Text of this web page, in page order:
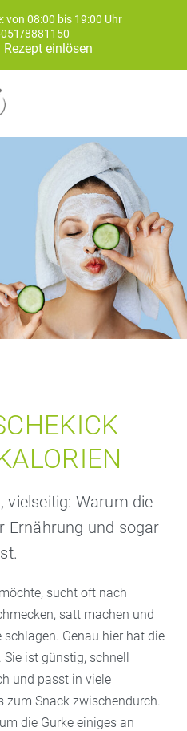
von 08:00 bis 19:00 Uhr
8881150
Rezept einlösen
vielseitig: Warum die
Ernährung und sogar
sucht oft nach
satt machen und
Genau hier hat die
ist günstig, schnell
und passt in viele
zum Snack zwischendurch.
die Gurke einiges an